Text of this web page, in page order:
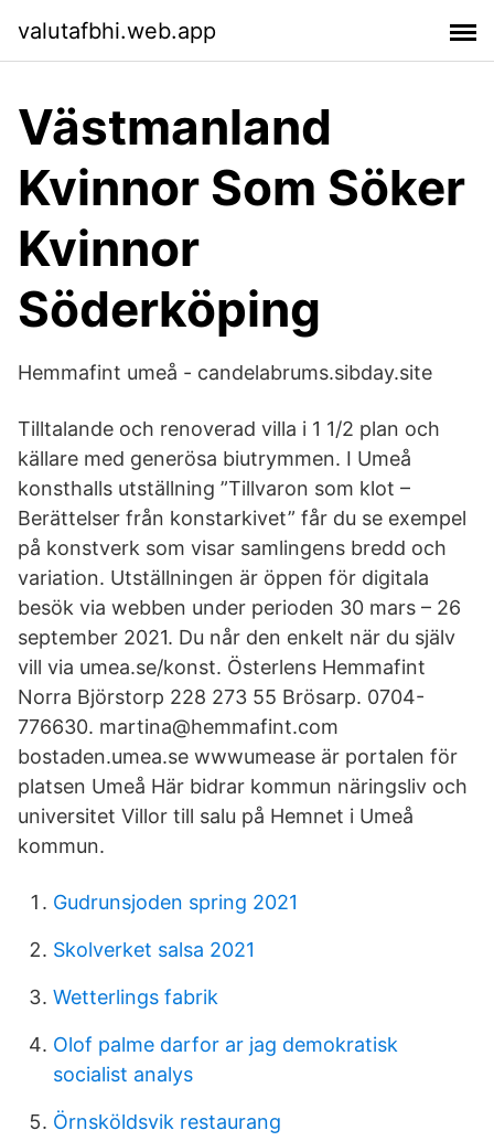
valutafbhi.web.app
Västmanland
Kvinnor Som Söker
Kvinnor
Söderköping
Hemmafint umeå - candelabrums.sibday.site
Tilltalande och renoverad villa i 1 1/2 plan och
källare med generösa biutrymmen. I Umeå
konsthalls utställning ”Tillvaron som klot –
Berättelser från konstarkivet” får du se exempel
på konstverk som visar samlingens bredd och
variation. Utställningen är öppen för digitala
besök via webben under perioden 30 mars – 26
september 2021. Du når den enkelt när du själv
vill via umea.se/konst. Österlens Hemmafint
Norra Björstorp 228 273 55 Brösarp. 0704-
776630. martina@hemmafint.com
bostaden.umea.se wwwumease är portalen för
platsen Umeå Här bidrar kommun näringsliv och
universitet Villor till salu på Hemnet i Umeå
kommun.
Gudrunsjoden spring 2021
Skolverket salsa 2021
Wetterlings fabrik
Olof palme darfor ar jag demokratisk
socialist analys
Örnsköldsvik restaurang